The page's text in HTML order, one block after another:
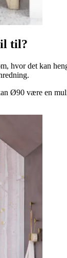
til?
hvor det kan
Ø90 være en